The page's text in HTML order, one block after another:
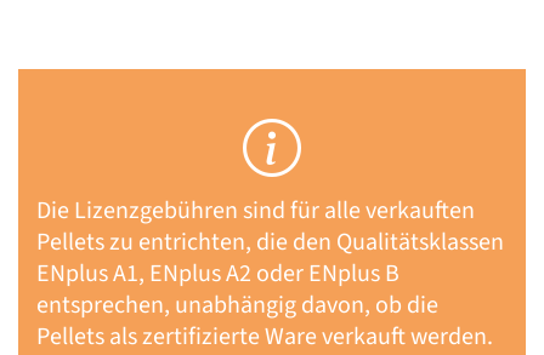
Die Lizenzgebühren sind für alle verkauften
Pellets zu entrichten, die den Qualitätsklassen
ENplus A1, ENplus A2 oder ENplus B
entsprechen, unabhängig davon, ob die
Pellets als zertifizierte Ware verkauft werden.